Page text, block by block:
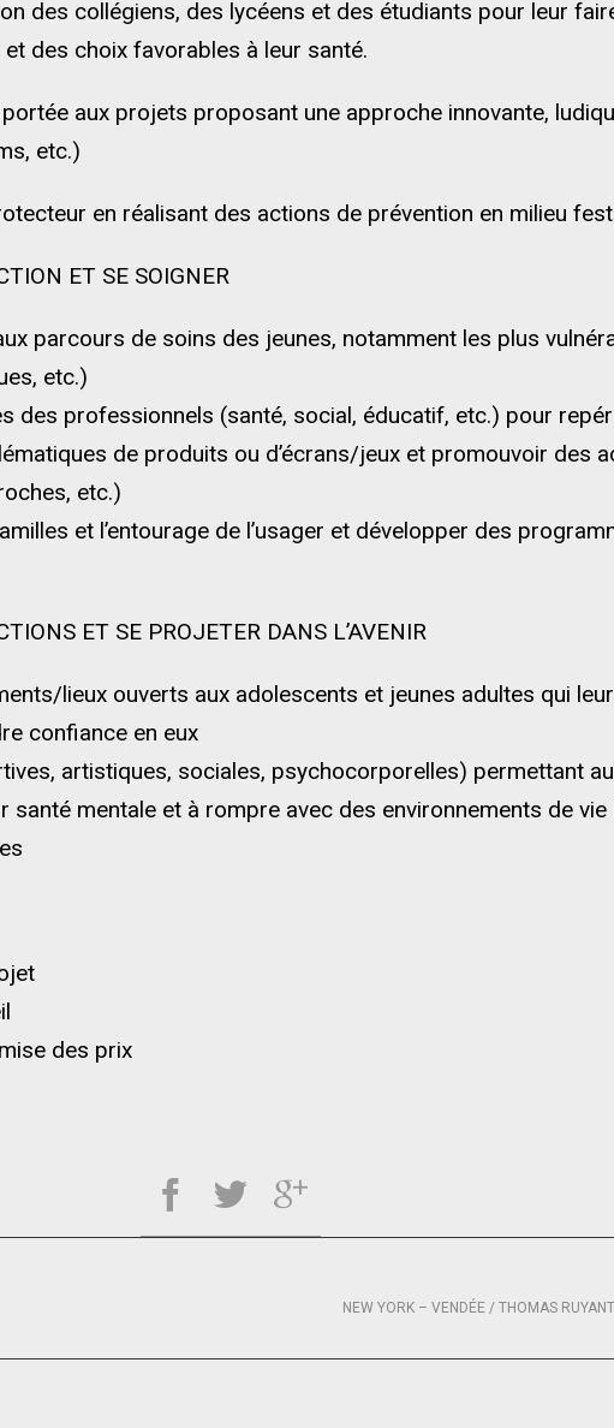
des collégiens, des lycéens et des étudiants pour leur
des choix favorables à leur santé.
aux projets proposant une approche innovante,
etc.)
en réalisant des actions de prévention en milieu
ET SE SOIGNER
parcours de soins des jeunes, notamment les plus
etc.)
des professionnels (santé, social, éducatif, etc.) pour
de produits ou d’écrans/jeux et promouvoir des
etc.)
et l’entourage de l’usager et développer des
ET SE PROJETER DANS L’AVENIR
lieux ouverts aux adolescents et jeunes adultes qui
confiance en eux
artistiques, sociales, psychocorporelles) permettant
santé mentale et à rompre avec des environnements de
des prix
NEW YORK – VENDÉE / THOMAS